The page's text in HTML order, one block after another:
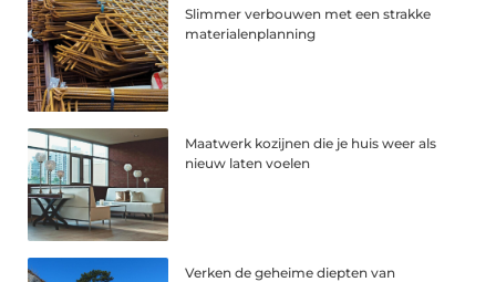
Slimmer verbouwen met een strakke
materialenplanning
Maatwerk kozijnen die je huis weer als
nieuw laten voelen
Verken de geheime diepten van